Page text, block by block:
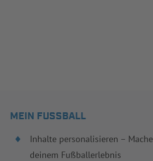
MEIN FUSSBALL
Inhalte personalisieren –
deinem Fußballerlebnis